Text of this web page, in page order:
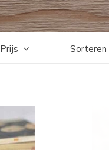
Prijs Sorteren